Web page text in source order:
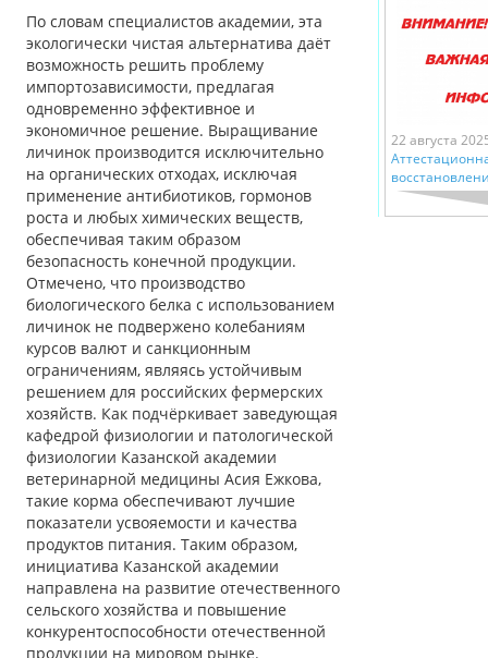
По словам специалистов академии, эта
экологически чистая альтернатива даёт
возможность решить проблему
импортозависимости, предлагая
одновременно эффективное и
экономичное решение. Выращивание
личинок производится исключительно
на органических отходах, исключая
применение антибиотиков, гормонов
роста и любых химических веществ,
обеспечивая таким образом
безопасность конечной продукции.
Отмечено, что производство
биологического белка с использованием
личинок не подвержено колебаниям
курсов валют и санкционным
ограничениям, являясь устойчивым
решением для российских фермерских
хозяйств. Как подчёркивает заведующая
кафедрой физиологии и патологической
физиологии Казанской академии
ветеринарной медицины Асия Ежкова,
такие корма обеспечивают лучшие
показатели усвояемости и качества
продуктов питания. Таким образом,
инициатива Казанской академии
направлена на развитие отечественного
сельского хозяйства и повышение
конкурентоспособности отечественной
продукции на мировом рынке.
22 августа